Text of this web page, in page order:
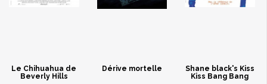
Le Chihuahua de
Beverly Hills
Dérive mortelle
Shane black's Kiss
Kiss Bang Bang